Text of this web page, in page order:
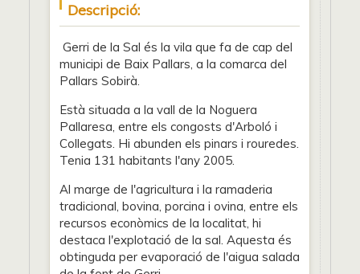
Descripció:
Gerri de la Sal és la vila que fa de cap del
municipi de Baix Pallars, a la comarca del
Pallars Sobirà.
Està situada a la vall de la Noguera
Pallaresa, entre els congosts d'Arboló i
Collegats. Hi abunden els pinars i rouredes.
Tenia 131 habitants l'any 2005.
Al marge de l'agricultura i la ramaderia
tradicional, bovina, porcina i ovina, entre els
recursos econòmics de la localitat, hi
destaca l'explotació de la sal. Aquesta és
obtinguda per evaporació de l'aigua salada